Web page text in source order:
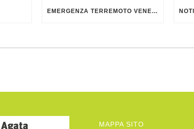
EMERGENZA TERREMOTO VENEZUELA
MAPPA SITO